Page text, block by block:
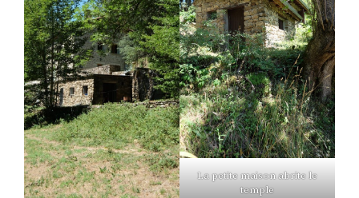
La petite maison abrite le
temple